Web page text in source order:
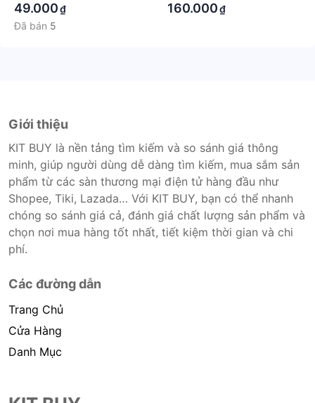
49.000₫
Đã bán 5
160.000₫
Giới thiệu
KIT BUY là nền tảng tìm kiếm và so sánh giá thông
minh, giúp người dùng dễ dàng tìm kiếm, mua sắm sản
phẩm từ các sàn thương mại điện tử hàng đầu như
Shopee, Tiki, Lazada… Với KIT BUY, bạn có thể nhanh
chóng so sánh giá cả, đánh giá chất lượng sản phẩm và
chọn nơi mua hàng tốt nhất, tiết kiệm thời gian và chi
phí.
Các đường dẫn
Trang Chủ
Cửa Hàng
Danh Mục